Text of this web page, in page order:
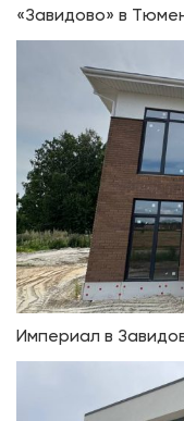
«Завидово» в
Империал в